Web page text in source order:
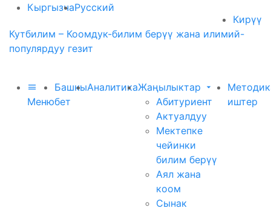
КыргызчаРусский
Кирүү
Кутбилим – Коомдук-билим берүү жана илимий-
популярдуу гезит
Меню
Башкы
бет
АналитикаЖаңылыктар
Абитуриент
Актуалдуу
Мектепке
чейинки
билим берүү
Аял жана
коом
Сынак
иштер